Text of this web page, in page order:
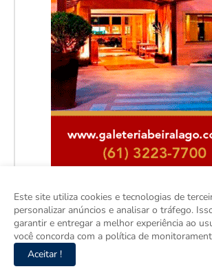
Este site utiliza cookies e tecnologias de
personalizar anúncios e analisar o tráfego.
garantir e entregar a melhor experiência ao
você concorda com a política de
Aceitar !